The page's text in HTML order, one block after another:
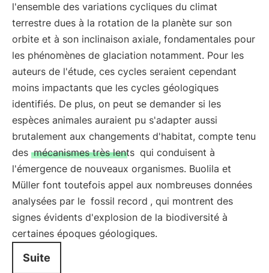
l'ensemble des variations cycliques du climat
terrestre dues à la rotation de la planète sur son
orbite et à son inclinaison axiale, fondamentales pour
les phénomènes de glaciation notamment. Pour les
auteurs de l'étude, ces cycles seraient cependant
moins impactants que les cycles géologiques
identifiés. De plus, on peut se demander si les
espèces animales auraient pu s'adapter aussi
brutalement aux changements d'habitat, compte tenu
des mécanismes très lents qui conduisent à
l'émergence de nouveaux organismes. Buolila et
Müller font toutefois appel aux nombreuses données
analysées par le fossil record , qui montrent des
signes évidents d'explosion de la biodiversité à
certaines époques géologiques.
Suite